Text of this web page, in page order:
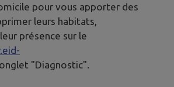
pour vous apporter des
leurs habitats,
présence sur le
onglet "Diagnostic".